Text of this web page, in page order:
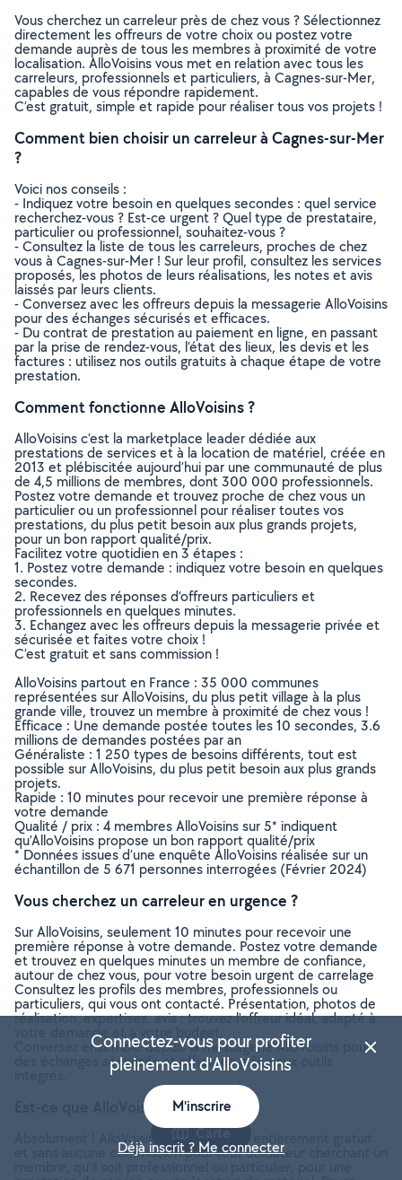
Vous cherchez un carreleur près de chez vous ? Sélectionnez
directement les offreurs de votre choix ou postez votre
demande auprès de tous les membres à proximité de votre
localisation. AlloVoisins vous met en relation avec tous les
carreleurs, professionnels et particuliers, à Cagnes-sur-Mer,
capables de vous répondre rapidement.
C’est gratuit, simple et rapide pour réaliser tous vos projets !
Comment bien choisir un carreleur à Cagnes-sur-Mer
?
Voici nos conseils :
- Indiquez votre besoin en quelques secondes : quel service
recherchez-vous ? Est-ce urgent ? Quel type de prestataire,
particulier ou professionnel, souhaitez-vous ?
- Consultez la liste de tous les carreleurs, proches de chez
vous à Cagnes-sur-Mer ! Sur leur profil, consultez les services
proposés, les photos de leurs réalisations, les notes et avis
laissés par leurs clients.
- Conversez avec les offreurs depuis la messagerie AlloVoisins
pour des échanges sécurisés et efficaces.
- Du contrat de prestation au paiement en ligne, en passant
par la prise de rendez-vous, l’état des lieux, les devis et les
factures : utilisez nos outils gratuits à chaque étape de votre
prestation.
Comment fonctionne AlloVoisins ?
AlloVoisins c’est la marketplace leader dédiée aux
prestations de services et à la location de matériel, créée en
2013 et plébiscitée aujourd’hui par une communauté de plus
de 4,5 millions de membres, dont 300 000 professionnels.
Postez votre demande et trouvez proche de chez vous un
particulier ou un professionnel pour réaliser toutes vos
prestations, du plus petit besoin aux plus grands projets,
pour un bon rapport qualité/prix.
Facilitez votre quotidien en 3 étapes :
1. Postez votre demande : indiquez votre besoin en quelques
secondes.
2. Recevez des réponses d’offreurs particuliers et
professionnels en quelques minutes.
3. Echangez avec les offreurs depuis la messagerie privée et
sécurisée et faites votre choix !
C’est gratuit et sans commission !
AlloVoisins partout en France : 35 000 communes
représentées sur AlloVoisins, du plus petit village à la plus
grande ville, trouvez un membre à proximité de chez vous !
Efficace : Une demande postée toutes les 10 secondes, 3.6
millions de demandes postées par an
Généraliste : 1 250 types de besoins différents, tout est
possible sur AlloVoisins, du plus petit besoin aux plus grands
projets.
Rapide : 10 minutes pour recevoir une première réponse à
votre demande
Qualité / prix : 4 membres AlloVoisins sur 5* indiquent
qu’AlloVoisins propose un bon rapport qualité/prix
* Données issues d’une enquête AlloVoisins réalisée sur un
échantillon de 5 671 personnes interrogées (Février 2024)
Vous cherchez un carreleur en urgence ?
Sur AlloVoisins, seulement 10 minutes pour recevoir une
première réponse à votre demande. Postez votre demande
et trouvez en quelques minutes un membre de confiance,
autour de chez vous, pour votre besoin urgent de carrelage
Consultez les profils des membres, professionnels ou
particuliers, qui vous ont contacté. Présentation, photos de
réalisation, expertises, avis : trouvez l'offreur idéal, adapté à
votre demande et à votre budget.
Conversez ensemble depuis la messagerie AlloVoisins pour
des échanges sécurisés et efficaces grâce aux outils
Est-ce que AlloVoisins est gratuit ?
Absolument ! AlloVoisins est un service entièrement gratuit
et sans aucune commission pour tout utilisateur cherchant un
Carte
Connectez-vous pour profiter
pleinement d'AlloVoisins
M'inscrire
Déjà inscrit ? Me connecter